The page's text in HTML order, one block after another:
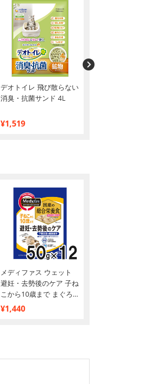
デオトイレ 飛び散らない
消臭・抗菌サンド 4L
¥1,519
メディファス ウェット
避妊・去勢後のケア 子ね
こから10歳まで まぐろと
若鶏ささみ 50g×12袋
【まとめ買い】
¥1,440